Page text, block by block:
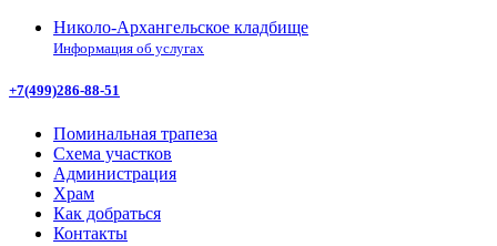
Николо-Архангельское кладбище
Информация об услугах
+7(499)286-88-51
Поминальная трапеза
Схема участков
Администрация
Храм
Как добраться
Контакты